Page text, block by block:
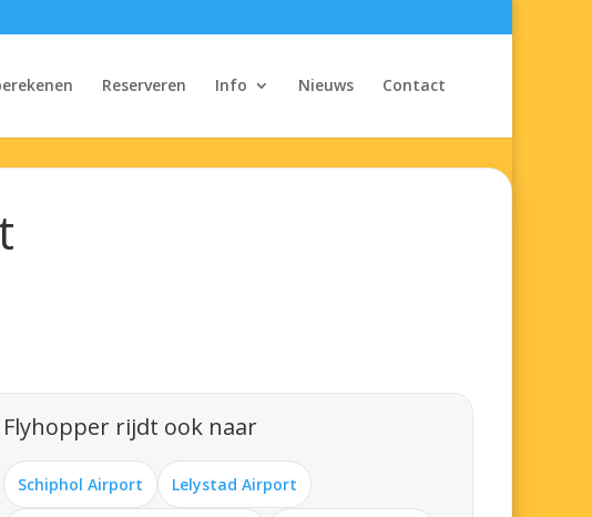
Reserveren Info Nieuws Contact
Flyhopper rijdt ook naar
Schiphol Airport Lelystad Airport